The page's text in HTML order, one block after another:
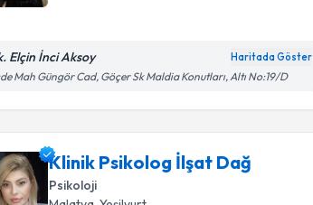
Elçin İnci Aksoy Haritada Göster
Mah Güngör Cad, Göçer Sk Maldia Konutları, Altı No:19/D
Klinik Psikolog İlşat Dağ
Psikoloji